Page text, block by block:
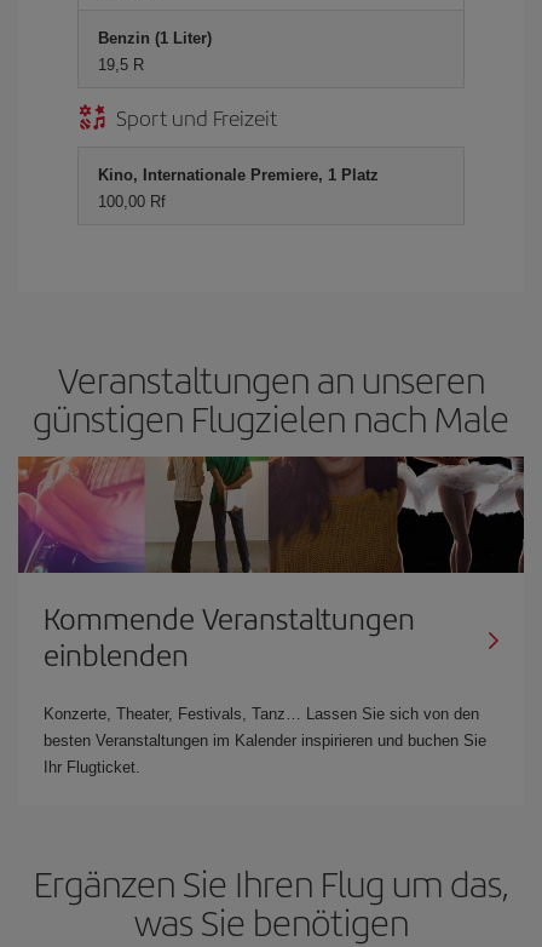
Benzin (1 Liter)
19,5 R
Sport und Freizeit
Kino, Internationale Premiere, 1 Platz
100,00 Rf
Veranstaltungen an unseren
günstigen Flugzielen nach Male
Kommende Veranstaltungen
einblenden
Konzerte, Theater, Festivals, Tanz… Lassen Sie sich von den
besten Veranstaltungen im Kalender inspirieren und buchen Sie
Ihr Flugticket.
Ergänzen Sie Ihren Flug um das,
was Sie benötigen